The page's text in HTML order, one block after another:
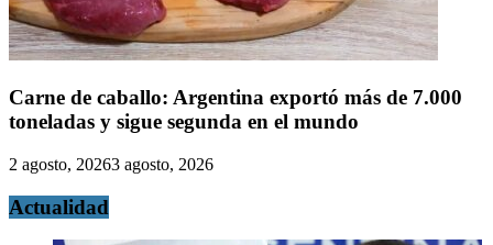
Carne de caballo: Argentina exportó más de 7.000
toneladas y sigue segunda en el mundo
2 agosto, 20263 agosto, 2026
Actualidad